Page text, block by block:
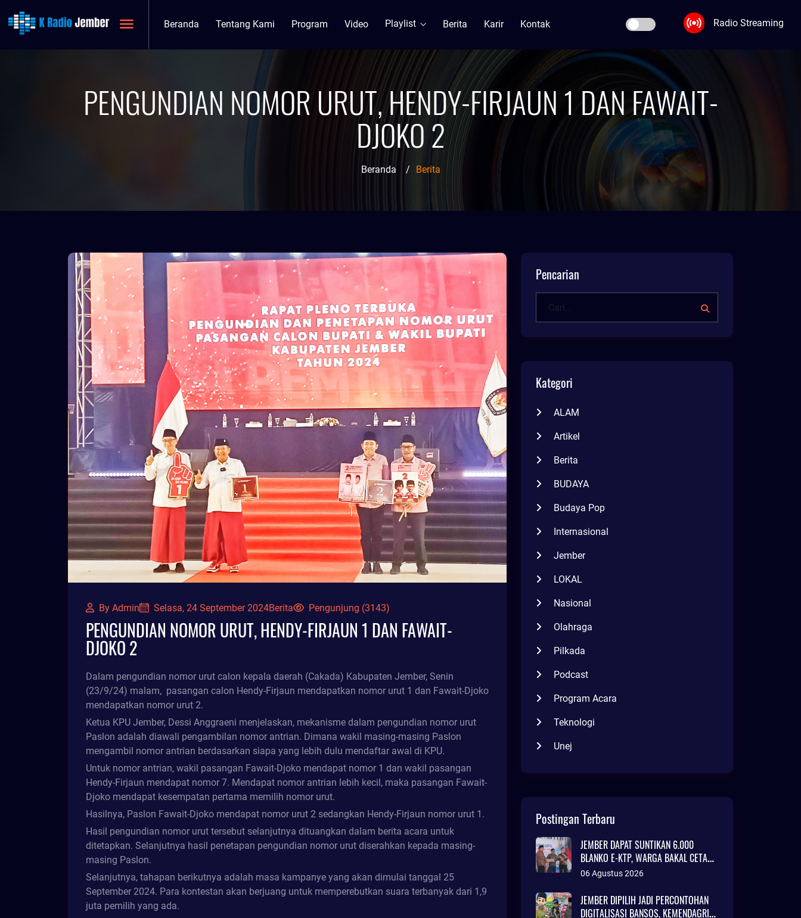
Radio Streaming
Beranda Tentang Kami Program Video Playlist Berita Karir Kontak
PENGUNDIAN NOMOR URUT, HENDY-FIRJAUN 1 DAN FAWAIT-
DJOKO 2
Beranda / Berita
By Admin Selasa, 24 September 2024Berita Pengunjung (3143)
PENGUNDIAN NOMOR URUT, HENDY-FIRJAUN 1 DAN FAWAIT-
DJOKO 2
Dalam pengundian nomor urut calon kepala daerah (Cakada) Kabupaten Jember, Senin
(23/9/24) malam, pasangan calon Hendy-Firjaun mendapatkan nomor urut 1 dan Fawait-Djoko
mendapatkan nomor urut 2.
Ketua KPU Jember, Dessi Anggraeni menjelaskan, mekanisme dalam pengundian nomor urut
Paslon adalah diawali pengambilan nomor antrian. Dimana wakil masing-masing Paslon
mengambil nomor antrian berdasarkan siapa yang lebih dulu mendaftar awal di KPU.
Untuk nomor antrian, wakil pasangan Fawait-Djoko mendapat nomor 1 dan wakil pasangan
Hendy-Firjaun mendapat nomor 7. Mendapat nomor antrian lebih kecil, maka pasangan Fawait-
Djoko mendapat kesempatan pertama memilih nomor urut.
Hasilnya, Paslon Fawait-Djoko mendapat nomor urut 2 sedangkan Hendy-Firjaun nomor urut 1.
Hasil pengundian nomor urut tersebut selanjutnya dituangkan dalam berita acara untuk
ditetapkan. Selanjutnya hasil penetapan pengundian nomor urut diserahkan kepada masing-
masing Paslon.
Selanjutnya, tahapan berikutnya adalah masa kampanye yang akan dimulai tanggal 25
September 2024. Para kontestan akan berjuang untuk memperebutkan suara terbanyak dari 1,9
juta pemilih yang ada.
Pencarian
Kategori
ALAM
Artikel
Berita
BUDAYA
Budaya Pop
Internasional
Jember
LOKAL
Nasional
Olahraga
Pilkada
Podcast
Program Acara
Teknologi
Unej
Postingan Terbaru
JEMBER DAPAT SUNTIKAN 6.000
BLANKO E-KTP, WARGA BAKAL CETAK
KTP LEBIH CEPAT
06 Agustus 2026
JEMBER DIPILIH JADI PERCONTOHAN
DIGITALISASI BANSOS, KEMENDAGRI